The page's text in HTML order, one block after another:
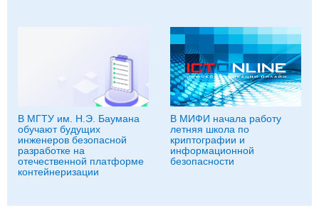
В МГТУ им. Н.Э. Баумана
обучают будущих
инженеров безопасной
разработке на
отечественной платформе
контейнеризации
В МИФИ начала работу
летняя школа по
криптографии и
информационной
безопасности